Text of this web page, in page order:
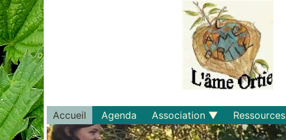
Accueil
Agenda
Association
Qui sommes-nous ?
Ressources
Savoirs